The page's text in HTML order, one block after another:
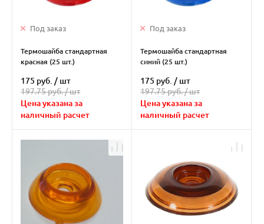
Под заказ
Термошайба стандартная
красная (25 шт.)
175 руб. / шт
197.75 руб. /шт
Цена указана за
наличный расчет
Под заказ
Термошайба стандартная
синий (25 шт.)
175 руб. / шт
197.75 руб. /шт
Цена указана за
наличный расчет